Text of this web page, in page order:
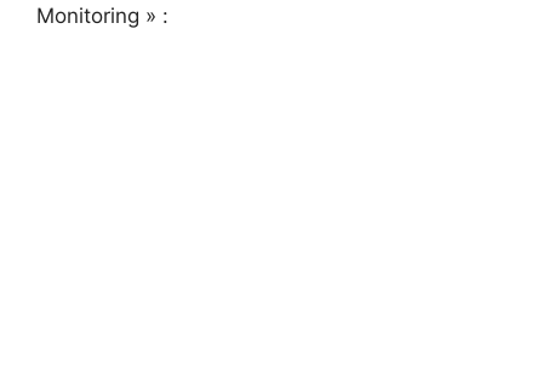
Monitoring » :